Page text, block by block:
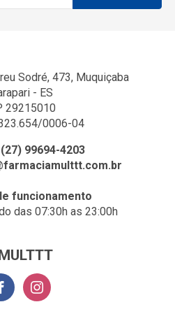
Sodré, 473, Muquiçaba
- ES
29215010
0006-04
(27) 99694-4203
funcionamento
das 07:30h as 23:00h